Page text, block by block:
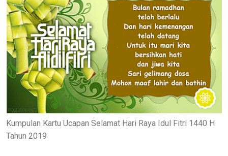
Kumpulan Kartu Ucapan Selamat Hari Raya Idul Fitri 1440 H
Tahun 2019